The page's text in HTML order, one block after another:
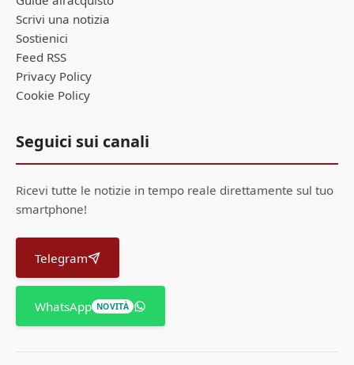
Scrivi una notizia
Sostienici
Feed RSS
Privacy Policy
Cookie Policy
Seguici sui canali
Ricevi tutte le notizie in tempo reale direttamente sul tuo
smartphone!
Telegram
WhatsApp NOVITÀ